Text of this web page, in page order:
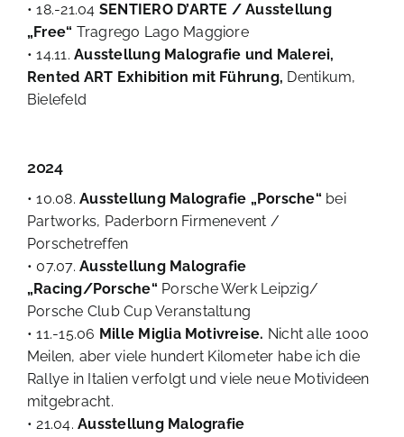
• 18.-21.04 SENTIERO D’ARTE / Ausstellung
„Free“ Tragrego Lago Maggiore
• 14.11.Ausstellung Malografie und Malerei,
Rented ART Exhibition mit Führung, Dentikum,
Bielefeld
2024
• 10.08.Ausstellung Malografie „Porsche“ bei
Partworks, Paderborn Firmenevent /
Porschetreffen
• 07.07.Ausstellung Malografie
„Racing/Porsche“ Porsche Werk Leipzig/
Porsche Club Cup Veranstaltung
• 11.-15.06 Mille Miglia Motivreise. Nicht alle 1000
Meilen, aber viele hundert Kilometer habe ich die
Rallye in Italien verfolgt und viele neue Motivideen
mitgebracht.
• 21.04.Ausstellung Malografie